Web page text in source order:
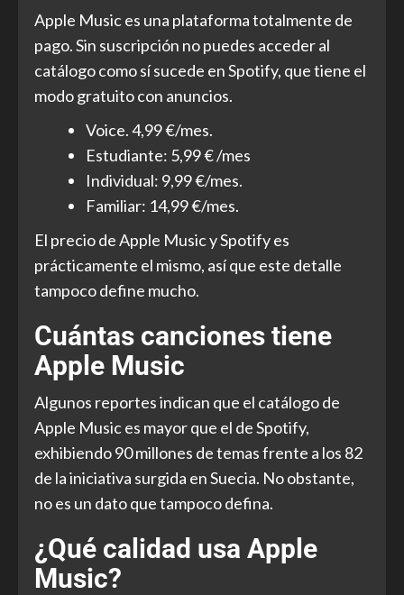
Apple Music es una plataforma totalmente de
pago. Sin suscripción no puedes acceder al
catálogo como sí sucede en Spotify, que tiene el
modo gratuito con anuncios.
Voice. 4,99 €/mes.
Estudiante: 5,99 € /mes
Individual: 9,99 €/mes.
Familiar: 14,99 €/mes.
El precio de Apple Music y Spotify es
prácticamente el mismo, así que este detalle
tampoco define mucho.
Cuántas canciones tiene
Apple Music
Algunos reportes indican que el catálogo de
Apple Music es mayor que el de Spotify,
exhibiendo 90 millones de temas frente a los 82
de la iniciativa surgida en Suecia. No obstante,
no es un dato que tampoco defina.
¿Qué calidad usa Apple
Music?